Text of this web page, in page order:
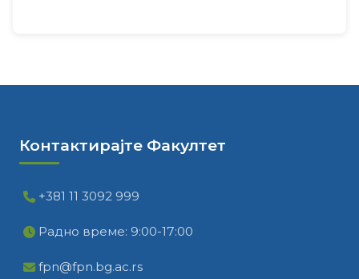
Контактирајте Факултет
+381 11 3092 999
Радно време: 9:00-17:00
fpn@fpn.bg.ac.rs